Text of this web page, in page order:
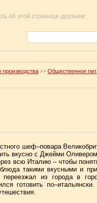
об этой странице друзьям:
>> Общественное
шеф–повара
вкусно с Джейми
всю Италию – чтобы
такими вкусными и
из города в
готовить по–итальянски.